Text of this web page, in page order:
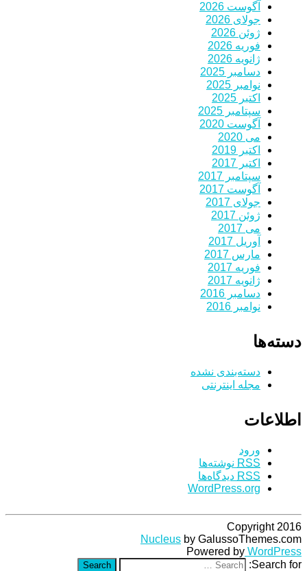
آگوست 2026
جولای 2026
ژوئن 2026
فوریه 2026
ژانویه 2026
دسامبر 2025
نوامبر 2025
اکتبر 2025
سپتامبر 2025
آگوست 2020
می 2020
اکتبر 2019
اکتبر 2017
سپتامبر 2017
آگوست 2017
جولای 2017
ژوئن 2017
می 2017
آوریل 2017
مارس 2017
فوریه 2017
ژانویه 2017
دسامبر 2016
نوامبر 2016
دسته‌ها
دسته‌بندی نشده
مجله اینترنتی
اطلاعات
ورود
RSS نوشته‌ها
RSS دیدگاه‌ها
WordPress.org
Copyright 2016
Nucleus by GalussoThemes.com
Powered by WordPress
Search for:
Search